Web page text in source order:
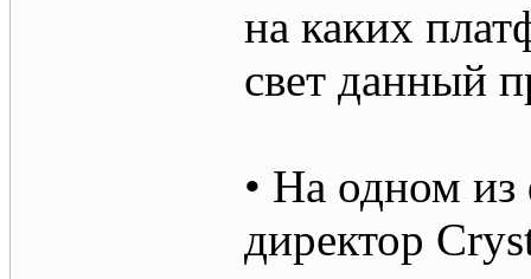
на каких
свет данный
• На одном из
директор